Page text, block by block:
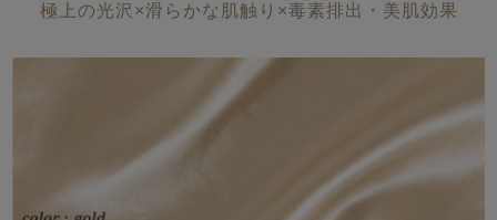
極上の光沢×滑らかな肌触り×毒素排出・美肌効果